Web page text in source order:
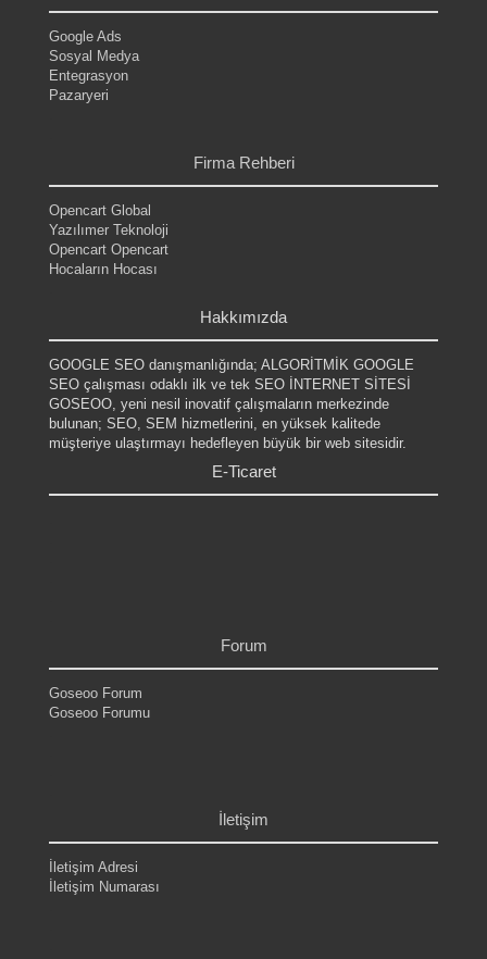
Google Ads
Sosyal Medya
Entegrasyon
Pazaryeri
Firma Rehberi
Opencart Global
Yazılımer Teknoloji
Opencart Opencart
Hocaların Hocası
Hakkımızda
GOOGLE SEO danışmanlığında; ALGORİTMİK GOOGLE
SEO çalışması odaklı ilk ve tek SEO İNTERNET SİTESİ
GOSEOO, yeni nesil inovatif çalışmaların merkezinde
bulunan; SEO, SEM hizmetlerini, en yüksek kalitede
müşteriye ulaştırmayı hedefleyen büyük bir web sitesidir.
E-Ticaret
Forum
Goseoo Forum
Goseoo Forumu
İletişim
İletişim Adresi
İletişim Numarası